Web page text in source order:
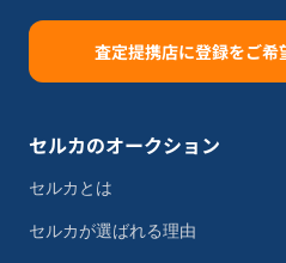
査定提携店に登録をご希
セルカのオークション
セルカとは
セルカが選ばれる理由